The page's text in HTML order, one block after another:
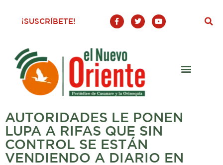
¡SUSCRÍBETE!
F
a
c
o
o
-
T
w
i
Y
o
u
AUTORIDADES LE PONEN
LUPA A RIFAS QUE SIN
CONTROL SE ESTÁN
VENDIENDO A DIARIO EN